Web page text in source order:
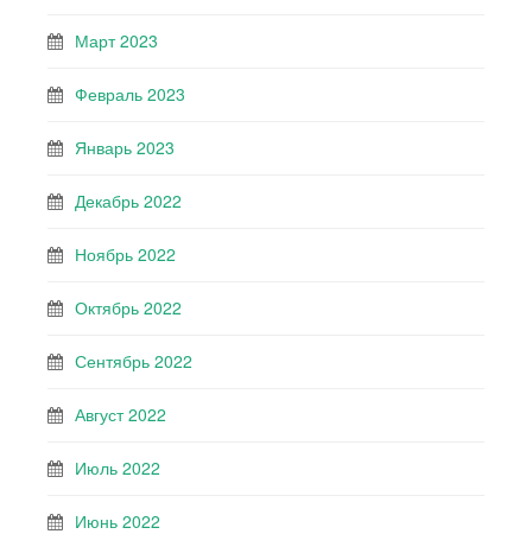
Март 2023
Февраль 2023
Январь 2023
Декабрь 2022
Ноябрь 2022
Октябрь 2022
Сентябрь 2022
Август 2022
Июль 2022
Июнь 2022